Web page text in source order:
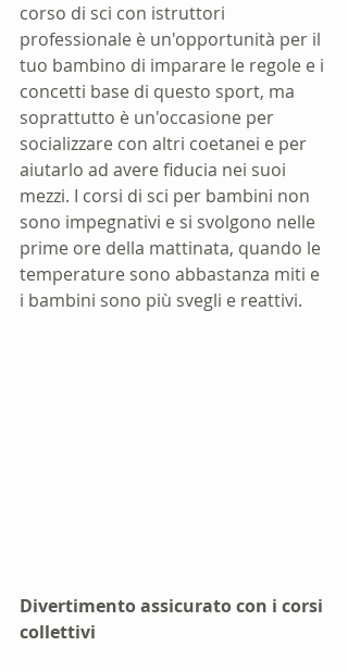
corso di sci con istruttori
professionale è un'opportunità per il
tuo bambino di imparare le regole e i
concetti base di questo sport, ma
soprattutto è un'occasione per
socializzare con altri coetanei e per
aiutarlo ad avere fiducia nei suoi
mezzi. I corsi di sci per bambini non
sono impegnativi e si svolgono nelle
prime ore della mattinata, quando le
temperature sono abbastanza miti e
i bambini sono più svegli e reattivi.
Divertimento assicurato con i corsi
collettivi